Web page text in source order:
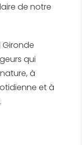
de notre
Gironde
qui
à
et à